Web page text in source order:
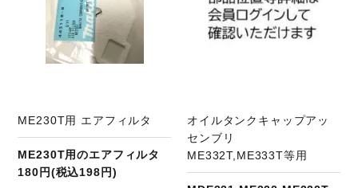
ME230T用 エアフィルタ
ME230T用のエアフィルタ
180円(税込198円)
オイルタンクキャップアッ
センブリ
ME332T,ME333T等用